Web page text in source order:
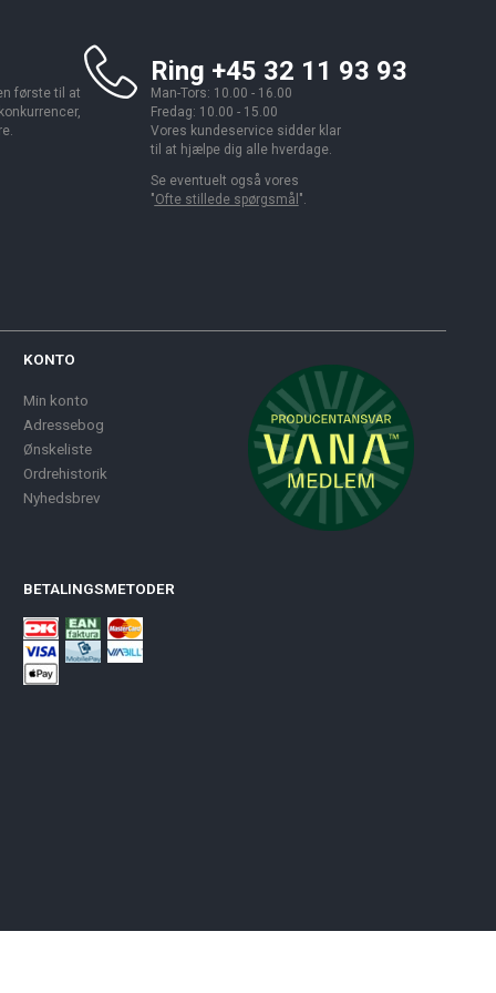
første til at
Ring +45 32 11 93 93
Man-Tors: 10.00 - 16.00
Fredag: 10.00 - 15.00
Vores kundeservice sidder klar
til at hjælpe dig alle hverdage.
Se eventuelt også vores
"Ofte stillede spørgsmål ".
KONTO
Min konto
Adressebog
Ønskeliste
Ordrehistorik
Nyhedsbrev
BETALINGSMETODER